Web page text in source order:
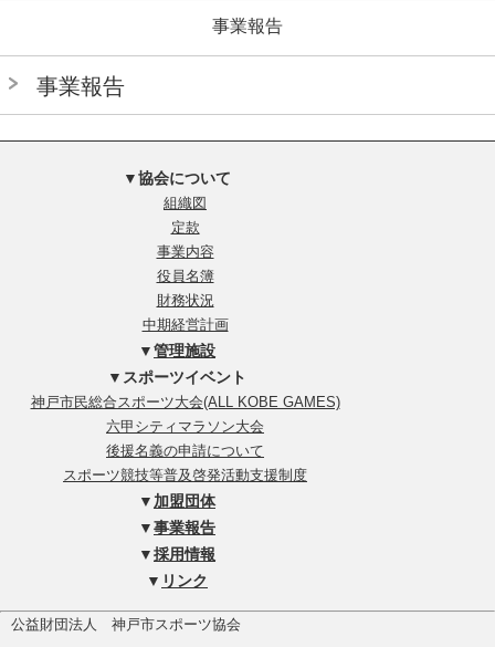
事業報告
事業報告
▼協会について
組織図
定款
事業内容
役員名簿
財務状況
中期経営計画
▼管理施設
▼スポーツイベント
神戸市民総合スポーツ大会(ALL KOBE GAMES)
六甲シティマラソン大会
後援名義の申請について
スポーツ競技等普及啓発活動支援制度
▼ 加盟団体
▼事業報告
▼採用情報
▼ リンク
公益財団法人 神戸市スポーツ協会